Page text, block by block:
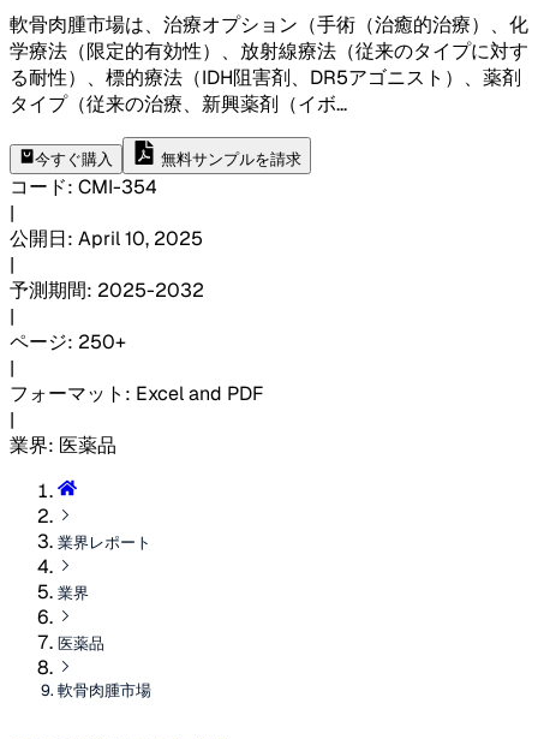
軟骨肉腫市場は、治療オプション（手術（治癒的治療）、化
学療法（限定的有効性）、放射線療法（従来のタイプに対す
る耐性）、標的療法（IDH阻害剤、DR5アゴニスト）、薬剤
タイプ（従来の治療、新興薬剤（イボ...
今すぐ購入 無料サンプルを請求
コード: CMI-354
|
公開日: April 10, 2025
|
予測期間: 2025-2032
|
ページ: 250+
|
フォーマット : Excel and PDF
|
業界: 医薬品
業界レポート
業界
医薬品
軟骨肉腫市場